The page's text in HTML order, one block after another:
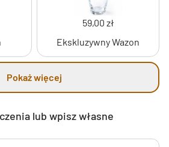
59,00 zł
Ekskluzywny Wazon
Pokaż więcej
lub wpisz własne